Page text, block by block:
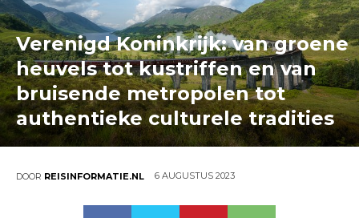
Verenigd Koninkrijk: van groene
heuvels tot kustriffen en van
bruisende metropolen tot
authentieke culturele tradities
DOOR REISINFORMATIE.NL 6 AUGUSTUS 2023